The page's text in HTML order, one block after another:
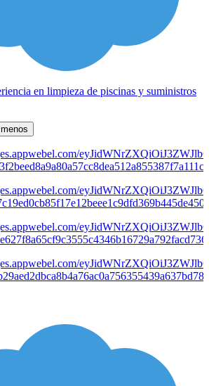
en limpieza de piscinas y suministros